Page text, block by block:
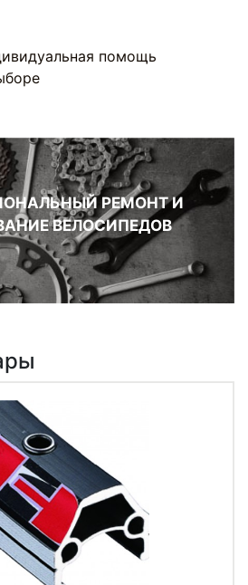
помощь
РЕМОНТ И
ВЕЛОСИПЕДОВ